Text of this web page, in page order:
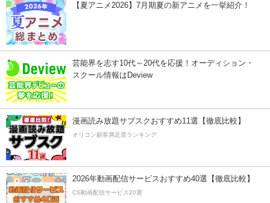
【夏アニメ2026】7月期夏の新アニメを一挙紹介！
芸能界を志す10代～20代を応援！オーディション・
スクール情報はDeview
漫画読み放題サブスクおすすめ11選【徹底比較】
オリコン顧客満足度ランキング
2026年動画配信サービスおすすめ40選【徹底比較】
CS動画配信サービス20選